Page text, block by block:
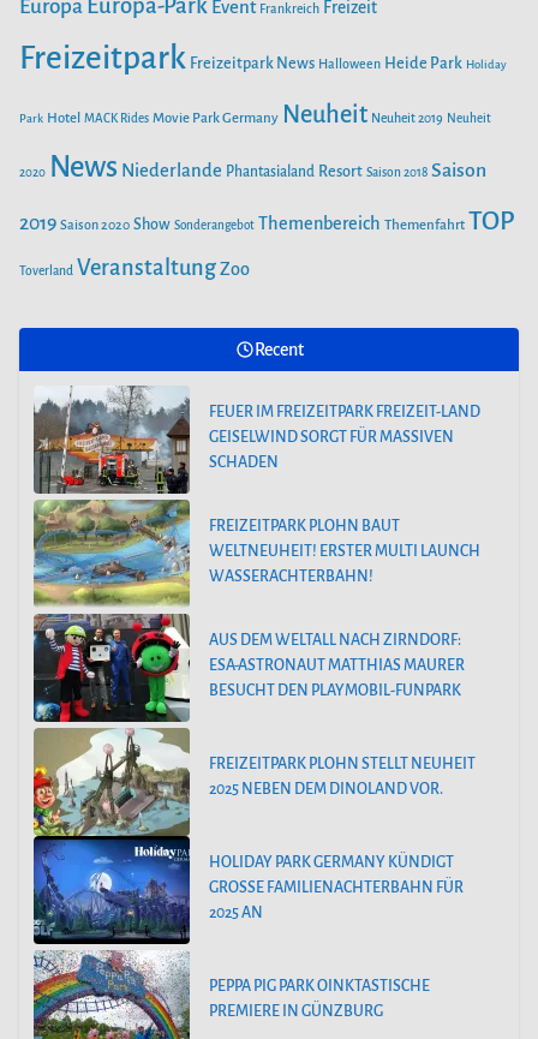
m
Europa Europa-Park Event Frankreich Freizeit
Freizeitpark Freizeitpark News Halloween Heide Park Holiday
Park Hotel MACK Rides Movie Park Germany Neuheit Neuheit 2019 Neuheit
2020 News Niederlande Phantasialand Resort Saison 2018 Saison
2019 Saison 2020 Show Sonderangebot Themenbereich Themenfahrt TOP
Toverland VeranstaltungZoo
Recent
FEUER IM FREIZEITPARK FREIZEIT-LAND
GEISELWIND SORGT FÜR MASSIVEN
SCHADEN
FREIZEITPARK PLOHN BAUT
WELTNEUHEIT! ERSTER MULTI LAUNCH
WASSERACHTERBAHN!
AUS DEM WELTALL NACH ZIRNDORF:
ESA-ASTRONAUT MATTHIAS MAURER
BESUCHT DEN PLAYMOBIL-FUNPARK
FREIZEITPARK PLOHN STELLT NEUHEIT
2025 NEBEN DEM DINOLAND VOR.
HOLIDAY PARK GERMANY KÜNDIGT
GROSSE FAMILIENACHTERBAHN FÜR 2
025 AN
PEPPA PIG PARK OINKTASTISCHE
PREMIERE IN GÜNZBURG